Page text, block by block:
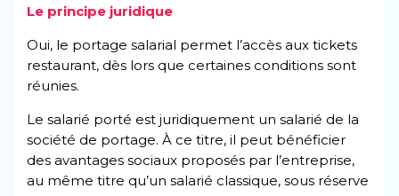
Le principe juridique
Oui, le portage salarial permet l’accès aux tickets
restaurant, dès lors que certaines conditions sont
réunies.
Le salarié porté est juridiquement un salarié de la
société de portage. À ce titre, il peut bénéficier
des avantages sociaux proposés par l’entreprise,
au même titre qu’un salarié classique, sous réserve